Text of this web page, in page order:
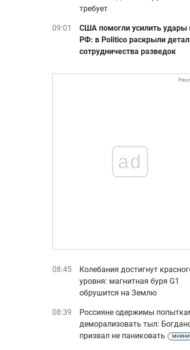
требует
09:01
США помогли усилить удары
РФ: в Politico раскрыли
сотрудничества разведок
ad
08:45
Колебания достигнут
уровня: магнитная буря G1
обрушится на Землю
08:39
Россияне одержимы
деморализовать тыл:
призвал не паниковать